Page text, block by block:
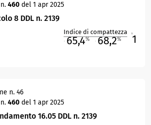
460 del 1 apr 2025
8 DDL n. 2139
Indice di compattezza
65,4% 68,2% 1
n. 46
460 del 1 apr 2025
16.05 DDL n. 2139